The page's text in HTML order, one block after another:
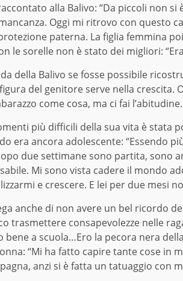
alla Balivo: “Da piccoli non
Oggi mi ritrovo con questo
paterna. La figlia femmina
le sorelle non è stato dei migliori:
della Balivo se fosse possibile
del genitore serve nella crescita.
come cosa, ma ci fai
più difficili della sua vita è stata
era ancora adolescente: “Essendo
due settimane sono partita, sono
Mi sono vista cadere il mondo
e crescere. E lei per due mesi
anche di non avere un bel ricordo
trasmettere consapevolezze nelle
bene a scuola…Ero la pecora nera
“Mi ha fatto capire tante cose in
anzi si è fatta un tatuaggio con